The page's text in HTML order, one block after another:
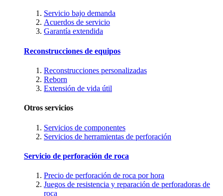
Servicio bajo demanda
Acuerdos de servicio
Garantía extendida
Reconstrucciones de equipos
Reconstrucciones personalizadas
Reborn
Extensión de vida útil
Otros servicios
Servicios de componentes
Servicios de herramientas de perforación
Servicio de perforación de roca
Precio de perforación de roca por hora
Juegos de resistencia y reparación de perforadoras de
roca